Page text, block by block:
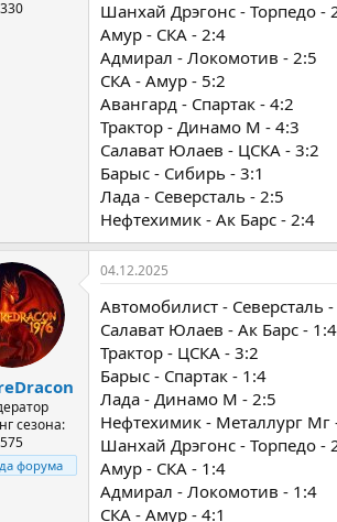
330
Шанхай Дрэгонс - Торпедо -
Амур - СКА - 2:4
Адмирал - Локомотив - 2:5
СКА - Амур - 5:2
Авангард - Спартак - 4:2
Трактор - Динамо М - 4:3
Салават Юлаев - ЦСКА - 3:2
Барыс - Сибирь - 3:1
Лада - Северсталь - 2:5
Нефтехимик - Ак Барс - 2:4
сезона:
575
форума
04.12.2025
Автомобилист - Северсталь -
Салават Юлаев - Ак Барс - 1:4
Трактор - ЦСКА - 3:2
Барыс - Спартак - 1:4
Лада - Динамо М - 2:5
Нефтехимик - Металлург Мг
Шанхай Дрэгонс - Торпедо -
Амур - СКА - 1:4
Адмирал - Локомотив - 1:4
СКА - Амур - 4:1